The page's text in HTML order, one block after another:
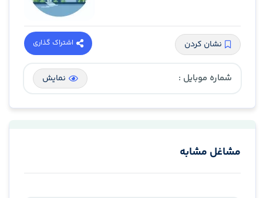
نشان کردن اشتراک گذاری
شماره موبایل : نمایش
مشاغل مشابه